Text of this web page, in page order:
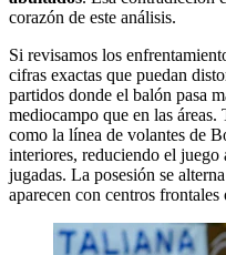
corazón de este análisis.
Si revisamos los
cifras exactas que puedan
partidos donde el balón pasa
mediocampo que en las
como la línea de volantes de
interiores, reduciendo el
jugadas. La posesión se
aparecen con centros frontales